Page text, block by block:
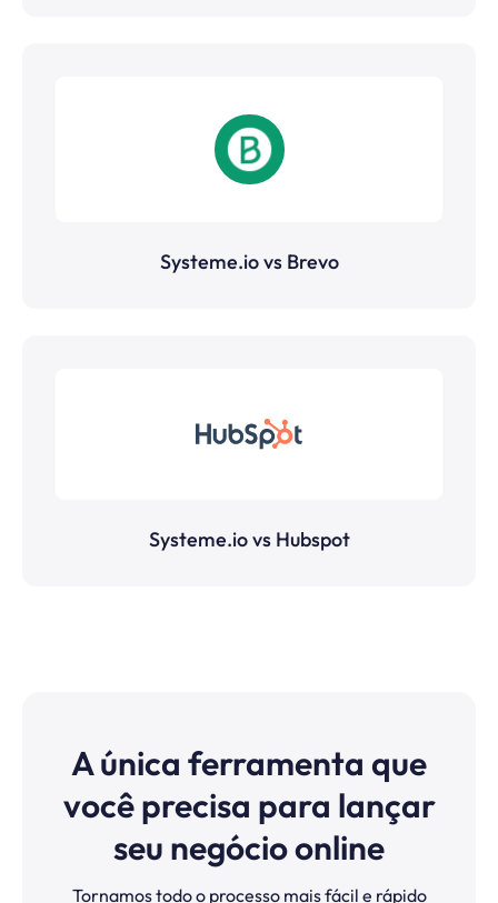
Systeme.io vs Brevo
Systeme.io vs Hubspot
A única ferramenta que
você precisa para lançar
seu negócio online
Tornamos todo o processo mais fácil e rápido